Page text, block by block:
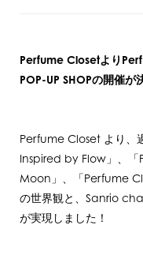
Perfume Closetより
POP-UP SHOPの開催が
Perfume Closet より、
Inspired by Flow」、
Moon」、「Perfume
の世界観と、Sanrio
が実現しました！